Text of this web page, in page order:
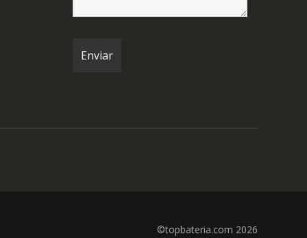
©topbateria.com 2026